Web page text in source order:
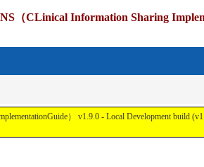
CLinical Information Sharing
） v1.9.0 - Local Development build